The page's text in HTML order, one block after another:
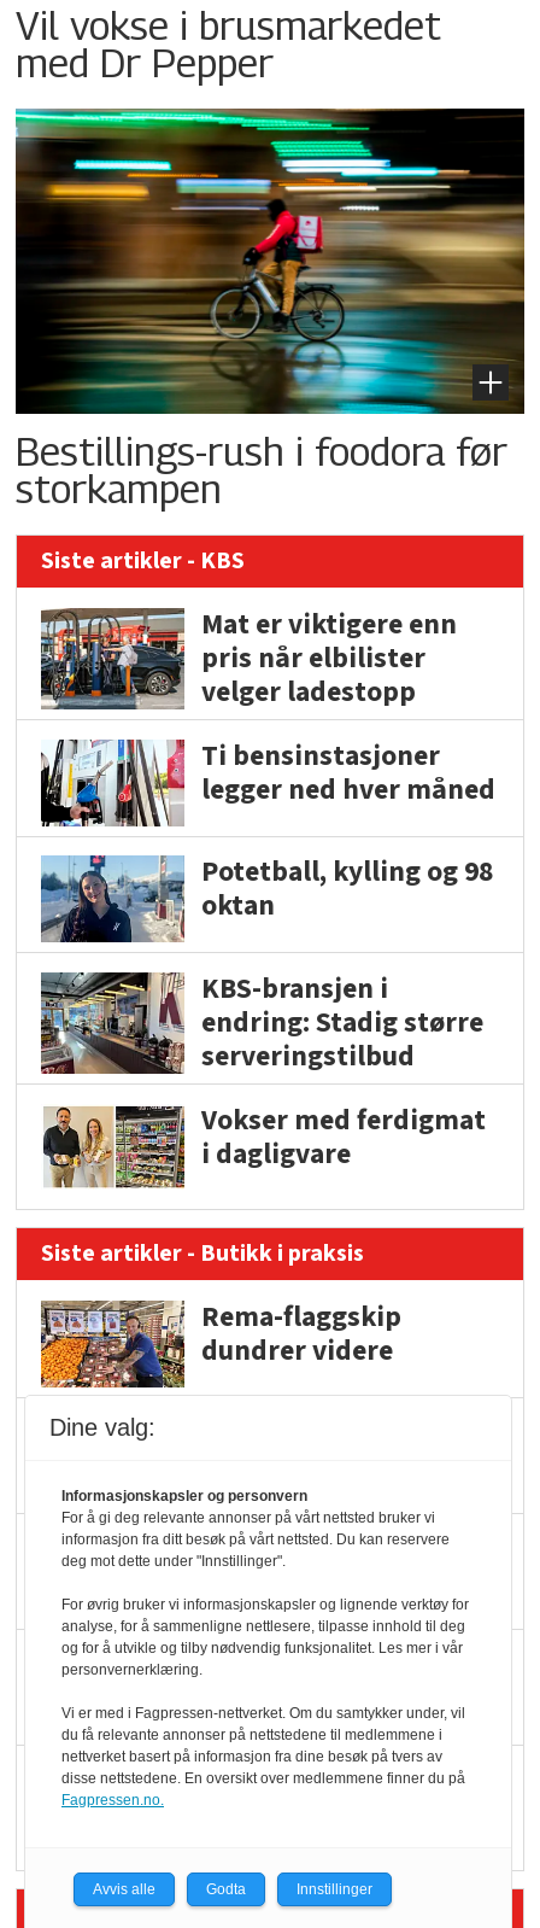
Vil vokse i brusmarkedet
med Dr Pepper
Bestillings-rush i foodora før
storkampen
Siste artikler - KBS
Mat er viktigere enn
pris når elbilister
velger ladestopp
Ti bensinstasjoner
legger ned hver måned
Potetball, kylling og 98
oktan
KBS-bransjen i
endring: Stadig større
serveringstilbud
Vokser med ferdigmat
i dagligvare
Siste artikler - Butikk i praksis
Rema-flaggskip
dundrer videre
Færre varer, men fulle
KI lager mat i butikken
Q passerte 1 milliard i
Siste artikler - Økologisk
Dine valg:
Informasjonskapsler og personvern
For å gi deg relevante annonser på vårt nettsted bruker vi
informasjon fra ditt besøk på vårt nettsted. Du kan reservere
deg mot dette under "Innstillinger".
For øvrig bruker vi informasjonskapsler og lignende verktøy for
analyse, for å sammenligne nettlesere, tilpasse innhold til deg
og for å utvikle og tilby nødvendig funksjonalitet. Les mer i vår
personvernerklæring.
Vi er med i Fagpressen-nettverket. Om du samtykker under, vil
du få relevante annonser på nettstedene til medlemmene i
nettverket basert på informasjon fra dine besøk på tvers av
disse nettstedene. En oversikt over medlemmene finner du på
Fagpressen.no.
Avvis alle Godta Innstillinger